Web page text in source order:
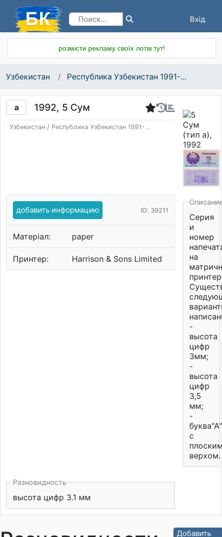
Вхід
розмісти рекламу своїх лотів тут!
Узбекистан Республика Узбекистан 1991-...
a 1992, 5 Сум
Узбекистан/ Республика Узбекистан 1991-...
добавить информацию ID: 39211
Матеріал: paper
Принтер: Harrison & Sons Limited
Серия
и
номер
на
-
высота
цифр
3мм;
-
высота
цифр
3,5
мм;
-
буква"А"
с
верхом.
Разновидность
высота цифр 3.1 мм
Добавить